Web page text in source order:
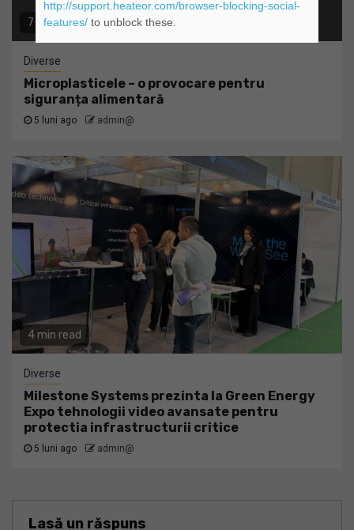
7 min read
Diverse
Microplasticele – o provocare pentru
siguranța alimentară
5 luni ago admin@
4 min read
Diverse
Milestone Systems prezinta la Green Energy
Expo tehnologii video avansate pentru
protectia infrastructurii critice
5 luni ago admin@
Lasă un răspuns
http://support.heateor.com/browser-blocking-social-
features/to unblock these.